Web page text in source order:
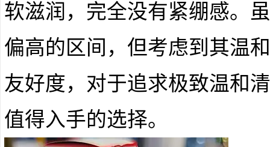
软滋润，完全没有紧绷感。
偏高的区间，但考虑到其温
友好度，对于追求极致温和
值得入手的选择。